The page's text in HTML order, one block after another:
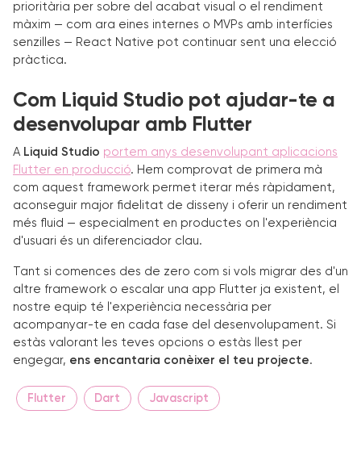
prioritària per sobre del acabat visual o el rendiment
màxim — com ara eines internes o MVPs amb interfícies
senzilles — React Native pot continuar sent una elecció
pràctica.
Com Liquid Studio pot ajudar-te a
desenvolupar amb Flutter
A Liquid Studio portem anys desenvolupant aplicacions
Flutter en producció. Hem comprovat de primera mà
com aquest framework permet iterar més ràpidament,
aconseguir major fidelitat de disseny i oferir un rendiment
més fluid — especialment en productes on l'experiència
d'usuari és un diferenciador clau.
Tant si comences des de zero com si vols migrar des d'un
altre framework o escalar una app Flutter ja existent, el
nostre equip té l'experiència necessària per
acompanyar-te en cada fase del desenvolupament. Si
estàs valorant les teves opcions o estàs llest per
engegar, ens encantaria conèixer el teu projecte.
Flutter Dart Javascript